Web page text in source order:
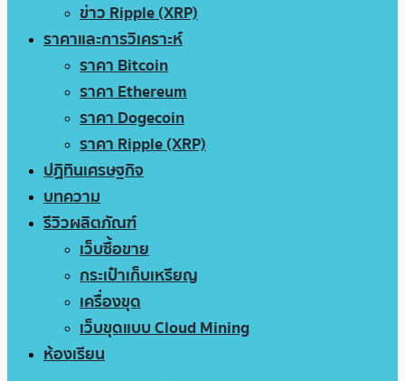
ข่าว Ripple (XRP)
ราคาและการวิเคราะห์
ราคา Bitcoin
ราคา Ethereum
ราคา Dogecoin
ราคา Ripple (XRP)
ปฏิทินเศรษฐกิจ
บทความ
รีวิวผลิตภัณฑ์
เว็บซื้อขาย
กระเป๋าเก็บเหรียญ
เครื่องขุด
เว็บขุดแบบ Cloud Mining
ห้องเรียน